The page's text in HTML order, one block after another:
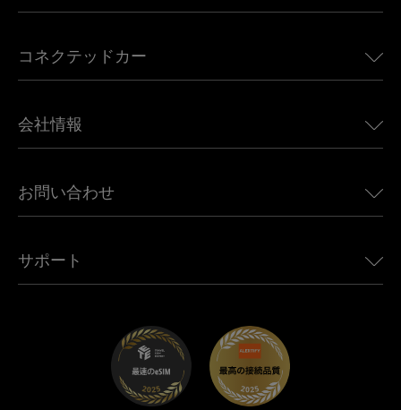
ヨーロッパ向けeSIM
カナダ向けeSIM
アフリカ向けeSIM
すべての目的地を見る
コネクテッドカー
Land Rover向けUbigi
Jeep向けUbigi
Mini向けUbigi
Maserati向けUbigi
会社情報
Ubigi関連プレス
Ubigiアプリ
お問い合わせ
アフェリエイトプログラム
サポート
トラブルシューティング
ヘルプセンター
お問い合わせ先